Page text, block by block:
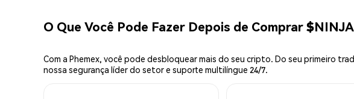
O Que Você Pode Fazer Depois de Comprar
Com a Phemex, você pode desbloquear mais do seu cripto. Do seu primeiro
nossa segurança líder do setor e suporte multilíngue 24/7.